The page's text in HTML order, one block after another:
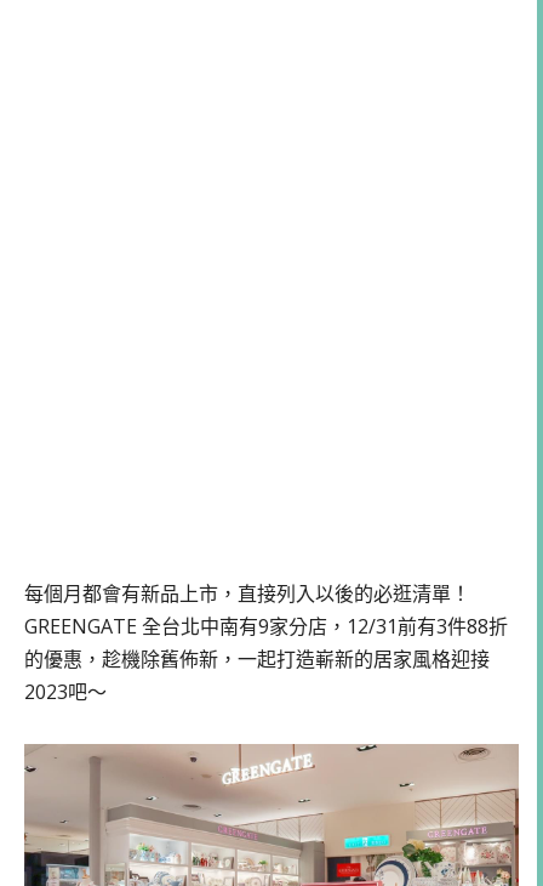
每個月都會有新品上市，直接列入以後的必逛清單！
GREENGATE 全台北中南有9家分店，12/31前有3件88折
的優惠，趁機除舊佈新，一起打造嶄新的居家風格迎接
2023吧～